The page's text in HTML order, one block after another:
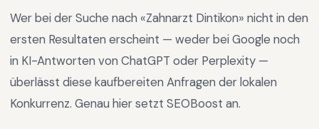
Wer bei der Suche nach «Zahnarzt Dintikon» nicht in den
ersten Resultaten erscheint — weder bei Google noch
in KI-Antworten von ChatGPT oder Perplexity —
überlässt diese kaufbereiten Anfragen der lokalen
Konkurrenz. Genau hier setzt SEOBoost an.